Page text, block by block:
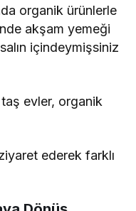
organik ürünlerle
akşam yemeği
içindeymişsiniz
evler, organik
ederek farklı